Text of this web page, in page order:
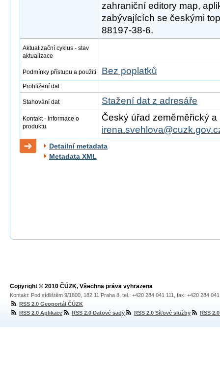
zahraniční editory map,
zabývajících se českými
88197-38-6.
Aktualizační cyklus - stav
aktualizace
Podmínky přístupu a použití Bez poplatků
Prohlížení dat
Stahování dat Stažení dat z adresáře
Kontakt - informace o
produktu
Český úřad zeměměřický
Detailní metadata
Metadata XML
Copyright © 2010 ČÚZK, Všechna práva vyhrazena
Kontakt: Pod sídlištěm 9/1800, 182 11 Praha 8, tel.: +420 284 041 111, fax: +420 284
RSS 2.0 Geoportál ČÚZK
RSS 2.0 Aplikace
RSS 2.0 Datové sady RSS 2.0 Síťové služby RSS